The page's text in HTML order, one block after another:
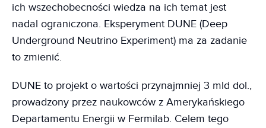
ich wszechobecności wiedza na ich temat jest
nadal ograniczona. Eksperyment DUNE (Deep
Underground Neutrino Experiment) ma za zadanie
to zmienić.
DUNE to projekt o wartości przynajmniej 3 mld dol.,
prowadzony przez naukowców z Amerykańskiego
Departamentu Energii w Fermilab. Celem tego